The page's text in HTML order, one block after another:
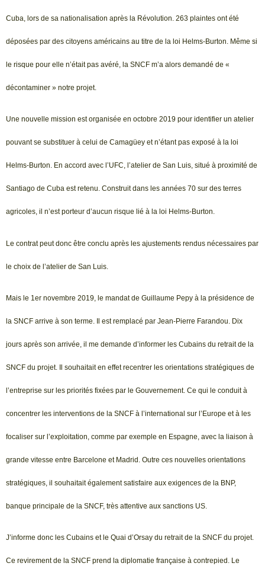
Cuba, lors de sa nationalisation après la Révolution. 263 plaintes ont été
déposées par des citoyens américains au titre de la loi Helms-Burton. Même si
le risque pour elle n’était pas avéré, la SNCF m’a alors demandé de «
décontaminer » notre projet.
Une nouvelle mission est organisée en octobre 2019 pour identifier un atelier
pouvant se substituer à celui de Camagüey et n’étant pas exposé à la loi
Helms-Burton. En accord avec l’UFC, l’atelier de San Luis, situé à proximité de
Santiago de Cuba est retenu. Construit dans les années 70 sur des terres
agricoles, il n’est porteur d’aucun risque lié à la loi Helms-Burton.
Le contrat peut donc être conclu après les ajustements rendus nécessaires par
le choix de l’atelier de San Luis.
Mais le 1er novembre 2019, le mandat de Guillaume Pepy à la présidence de
la SNCF arrive à son terme. Il est remplacé par Jean-Pierre Farandou. Dix
jours après son arrivée, il me demande d’informer les Cubains du retrait de la
SNCF du projet. Il souhaitait en effet recentrer les orientations stratégiques de
l’entreprise sur les priorités fixées par le Gouvernement. Ce qui le conduit à
concentrer les interventions de la SNCF à l’international sur l’Europe et à les
focaliser sur l’exploitation, comme par exemple en Espagne, avec la liaison à
grande vitesse entre Barcelone et Madrid. Outre ces nouvelles orientations
stratégiques, il souhaitait également satisfaire aux exigences de la BNP,
banque principale de la SNCF, très attentive aux sanctions US.
J’informe donc les Cubains et le Quai d’Orsay du retrait de la SNCF du projet.
Ce revirement de la SNCF prend la diplomatie française à contrepied. Le